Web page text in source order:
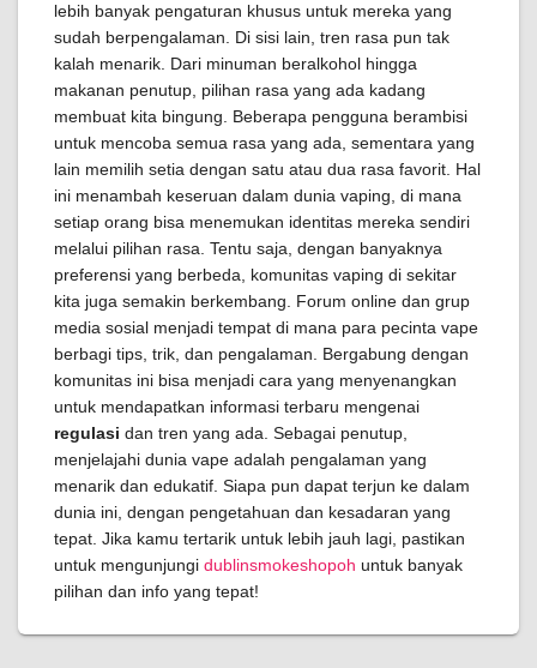
lebih banyak pengaturan khusus untuk mereka yang
sudah berpengalaman. Di sisi lain, tren rasa pun tak
kalah menarik. Dari minuman beralkohol hingga
makanan penutup, pilihan rasa yang ada kadang
membuat kita bingung. Beberapa pengguna berambisi
untuk mencoba semua rasa yang ada, sementara yang
lain memilih setia dengan satu atau dua rasa favorit. Hal
ini menambah keseruan dalam dunia vaping, di mana
setiap orang bisa menemukan identitas mereka sendiri
melalui pilihan rasa. Tentu saja, dengan banyaknya
preferensi yang berbeda, komunitas vaping di sekitar
kita juga semakin berkembang. Forum online dan grup
media sosial menjadi tempat di mana para pecinta vape
berbagi tips, trik, dan pengalaman. Bergabung dengan
komunitas ini bisa menjadi cara yang menyenangkan
untuk mendapatkan informasi terbaru mengenai
regulasi dan tren yang ada. Sebagai penutup,
menjelajahi dunia vape adalah pengalaman yang
menarik dan edukatif. Siapa pun dapat terjun ke dalam
dunia ini, dengan pengetahuan dan kesadaran yang
tepat. Jika kamu tertarik untuk lebih jauh lagi, pastikan
untuk mengunjungi dublinsmokeshopoh untuk banyak
pilihan dan info yang tepat!